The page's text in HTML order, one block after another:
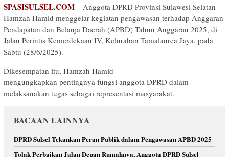
SPASISULSEL.COM – Anggota DPRD Provinsi Sulawesi Selatan
Hamzah Hamid menggelar kegiatan pengawasan terhadap Anggaran
Pendapatan dan Belanja Daerah (APBD) Tahun Anggaran 2025, di
Jalan Perintis Kemerdekaan IV, Kelurahan Tamalanrea Jaya, pada
Sabtu (28/6/2025).
Dikesempatan itu, Hamzah Hamid
mengungkapkan pentingnya fungsi anggota DPRD dalam
melaksanakan tugas sebagai representasi masyarakat.
BACAAN LAINNYA
DPRD Sulsel Tekankan Peran Publik dalam Pengawasan APBD 2025
Tolak Perbaikan Jalan Depan Rumahnya, Anggota DPRD Sulsel